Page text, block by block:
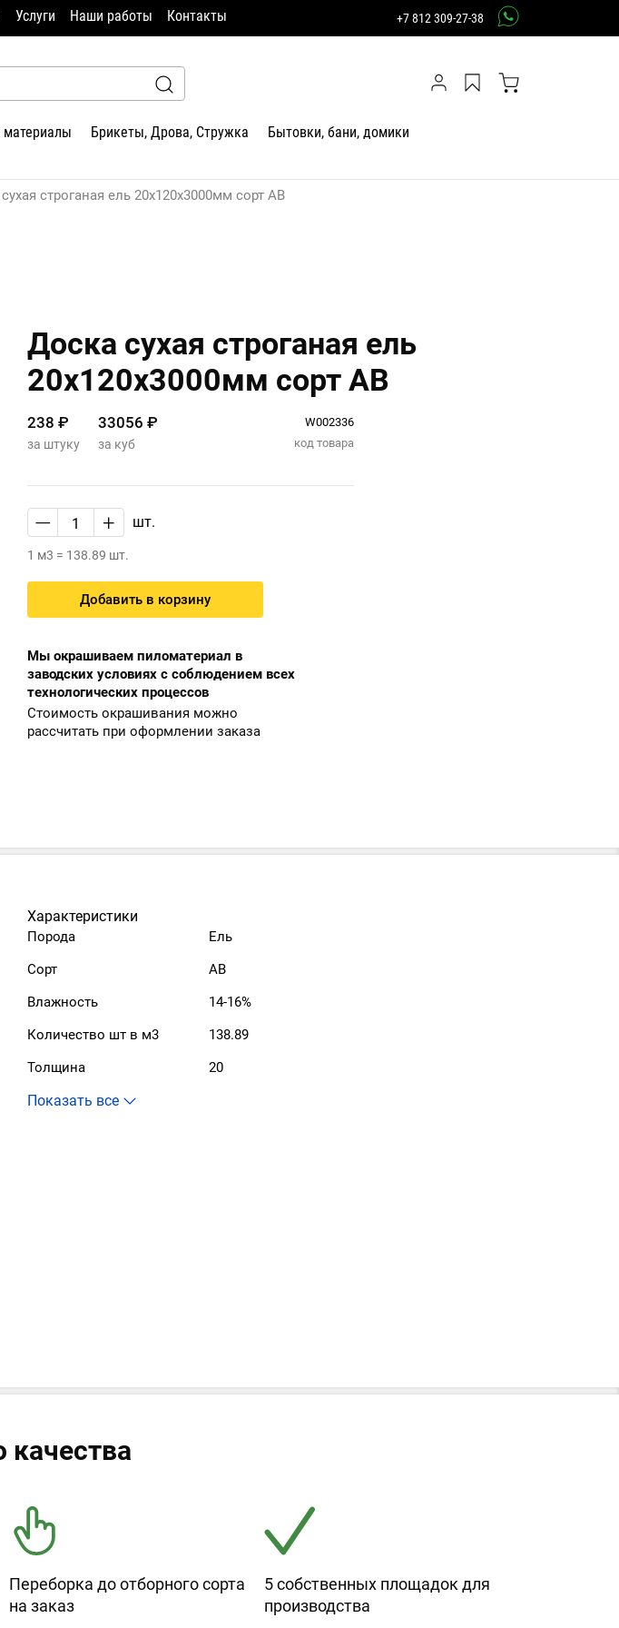
Услуги Наши работы Контакты +7 812 309-27-38
Брикеты, Дрова, Стружка
Бытовки, бани, домики
строганая ель 20х120х3000мм сорт АВ
Доска сухая строганая ель
20х120х3000мм сорт АВ
238 ₽ 33056 ₽ W002336
за штуку за куб код товара
— + шт.
1 м3 = 138.89 шт.
Добавить в корзину
Мы окрашиваем пиломатериал в
заводских условиях с соблюдением всех
технологических процессов
Стоимость окрашивания можно
рассчитать при оформлении заказа
Характеристики
Порода
Ель
Сорт
АВ
Влажность
14-16%
Количество шт в м3
138.89
Толщина
20
Переборка до отборного сорта
на заказ
5 собственных площадок для
производства